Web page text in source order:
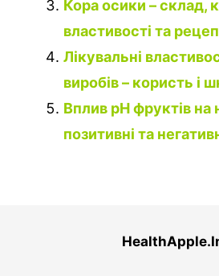
Кора осики – склад,
властивості та
Лікувальні
виробів – користь і
Вплив рН фруктів на
позитивні та